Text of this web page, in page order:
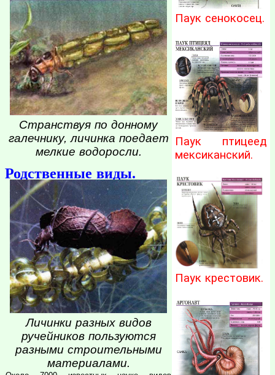
Странствуя по донному
галечнику, личинка поедает
мелкие водоросли.
Родственные виды.
Личинки разных видов
ручейников пользуются
разными строительными
материалами.
Паук сенокосец.
Паук птицеед
мексиканский.
Паук крестовик.